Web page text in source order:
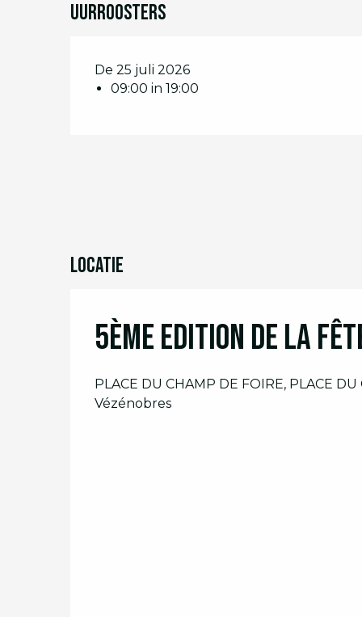
Uurroosters
De 25 juli 2026
09:00 in 19:00
Locatie
5ème Edition de la
PLACE DU CHAMP DE FOIRE, PLACE
Vézénobres